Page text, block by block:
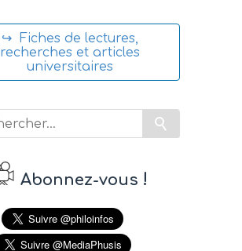
↪ Fiches de lectures,
recherches et articles
universitaires
Abonnez-vous !